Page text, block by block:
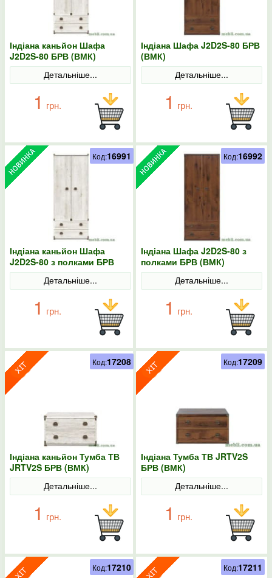
Індіана каньйон Шафа
J2D2S-80 БРВ (ВМК)
Детальніше...
1 грн.
Індіана Шафа J2D2S-80 БРВ
(ВМК)
Детальніше...
1 грн.
Індіана каньйон Шафа
J2D2S-80 з полками БРВ
(ВМК)
Детальніше...
1 грн.
Код:16991
Індіана Шафа J2D2S-80 з
полками БРВ (ВМК)
Детальніше...
1 грн.
Код:16992
Індіана каньйон Тумба ТВ
JRTV2S БРВ (ВМК)
Детальніше...
1 грн.
Код:17208
Індіана Тумба ТВ JRTV2S
БРВ (ВМК)
Детальніше...
1 грн.
Код:17209
Код:17210 Код:17211